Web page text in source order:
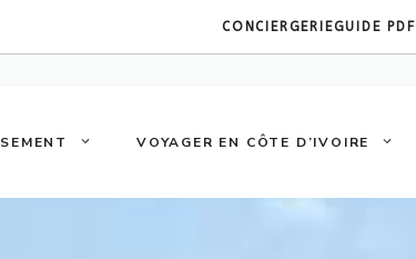
CONCIERGERIEGUIDE PDF
VOYAGER EN CÔTE D’IVOIRE